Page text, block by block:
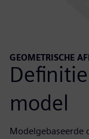
GEOMETRISCHE
model
Modelgebaseerde